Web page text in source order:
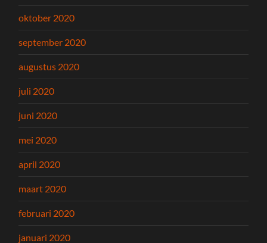
oktober 2020
september 2020
augustus 2020
juli 2020
juni 2020
mei 2020
april 2020
maart 2020
februari 2020
januari 2020